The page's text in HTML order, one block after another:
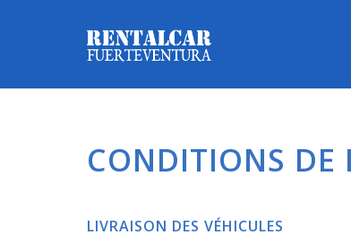
CONDITIONS DE
LIVRAISON DES VÉHICULES